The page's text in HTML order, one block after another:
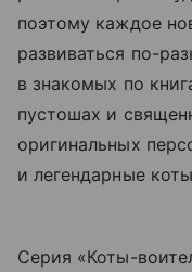
поэтому каждое
развиваться по-
в знакомых по
пустошах и
оригинальных
и легендарные
Серия «Коты-